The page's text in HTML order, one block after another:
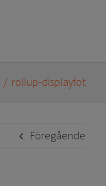
rollup-displayfot
Föregående